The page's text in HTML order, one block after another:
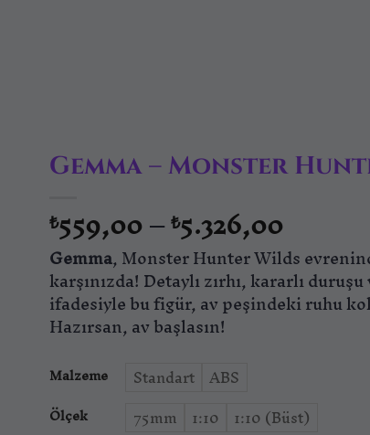
Gemma – Monster
₺559,00–₺5.326,00Fiyat
aralığı:
-
Gemma, Monster Hunter Wilds
karşınızda! Detaylı zırhı, kararlı
ifadesiyle bu figür, av peşindeki ruhu
Hazırsan, av başlasın!
Malzeme Standart ABS
Ölçek 75mm 1:10 1:10 (Büst)